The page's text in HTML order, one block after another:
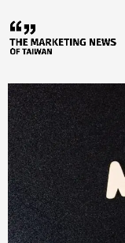
至
主
內
容